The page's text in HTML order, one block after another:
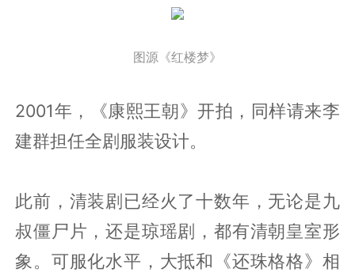
图源《红楼梦》
2001年，《康熙王朝》开拍，同样请来李
建群担任全剧服装设计。
此前，清装剧已经火了十数年，无论是九
叔僵尸片，还是琼瑶剧，都有清朝皇室形
象。可服化水平，大抵和《还珠格格》相